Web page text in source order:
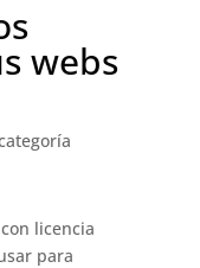
webs
licencia
para